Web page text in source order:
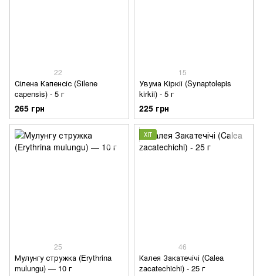
22
Сілена Капенсіс (Silene
capensis) - 5 г
265 грн
15
Увума Кіркіі (Synaptolepis
kirkii) - 5 г
225 грн
25
Мулунгу стружка (Erythrina
mulungu) — 10 г
ХІТ
46
Калея Закатечічі (Calea
zacatechichi) - 25 г